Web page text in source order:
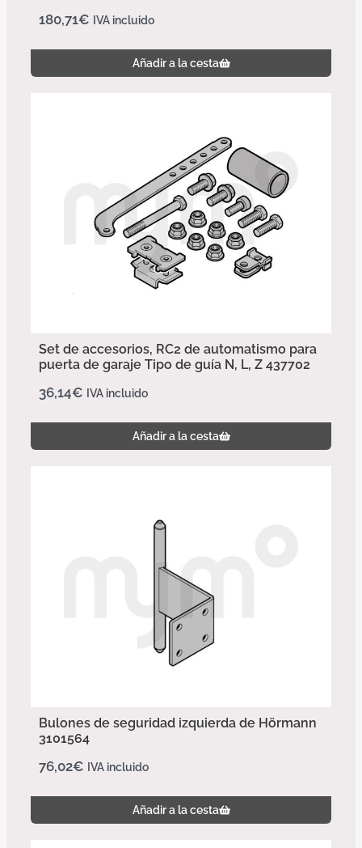
180,71€ IVA incluido
Añadir a la cesta
Set de accesorios, RC2 de automatismo para
puerta de garaje Tipo de guía N, L, Z 437702
36,14€ IVA incluido
Añadir a la cesta
Bulones de seguridad izquierda de Hörmann
3101564
76,02€ IVA incluido
Añadir a la cesta